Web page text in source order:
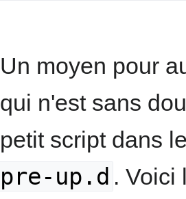
Un moyen pour
qui n'est sans
petit script dans
pre-up.d . Voici